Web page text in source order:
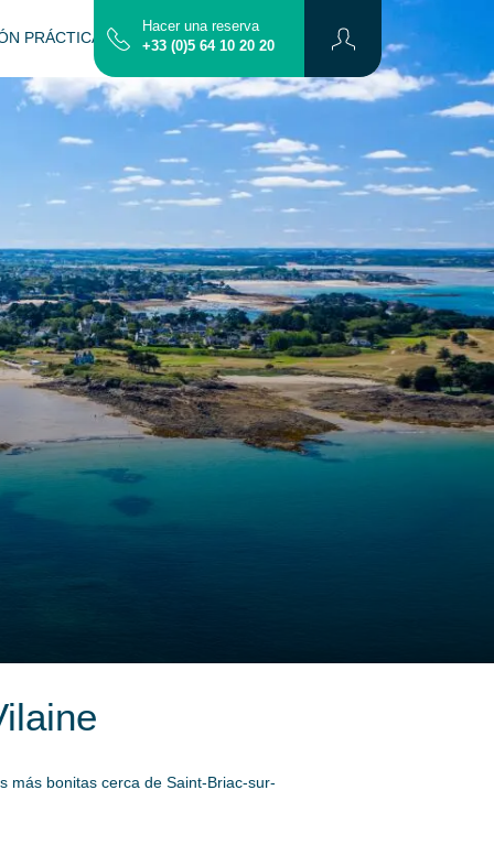
PRÁCTICA CONTACTO MAPA
Hacer una reserva
+33 (0)5 64 10 20 20
más bonitas cerca de Saint-Briac-sur-